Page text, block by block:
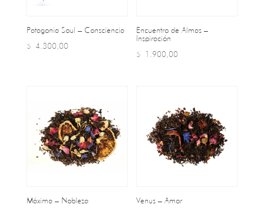
Patagonia Soul – Consciencia
$ 4.300,00
Encuentro de Almas –
Inspiración
$ 1.900,00
Máxima – Nobleza
Venus – Amor